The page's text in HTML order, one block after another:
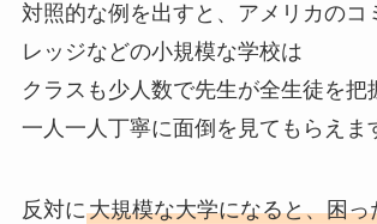
対照的な例を出すと、アメリカのコ
レッジなどの小規模な学校は
クラスも少人数で先生が全生徒を把
一人一人丁寧に面倒を見てもらえま
反対に大規模な大学になると、困っ